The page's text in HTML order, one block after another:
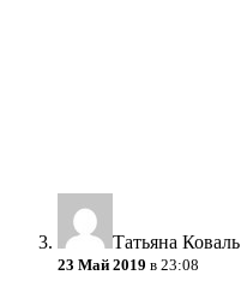
Татьяна Коваль
23 Май 2019 в 23:08